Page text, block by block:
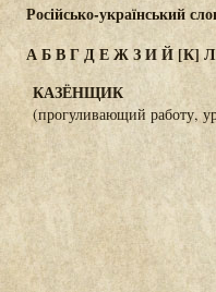
Російсько-український
АБВГДЕЖЗИЙ[К]Л
КАЗЁНЩИК
(прогуливающий работу,